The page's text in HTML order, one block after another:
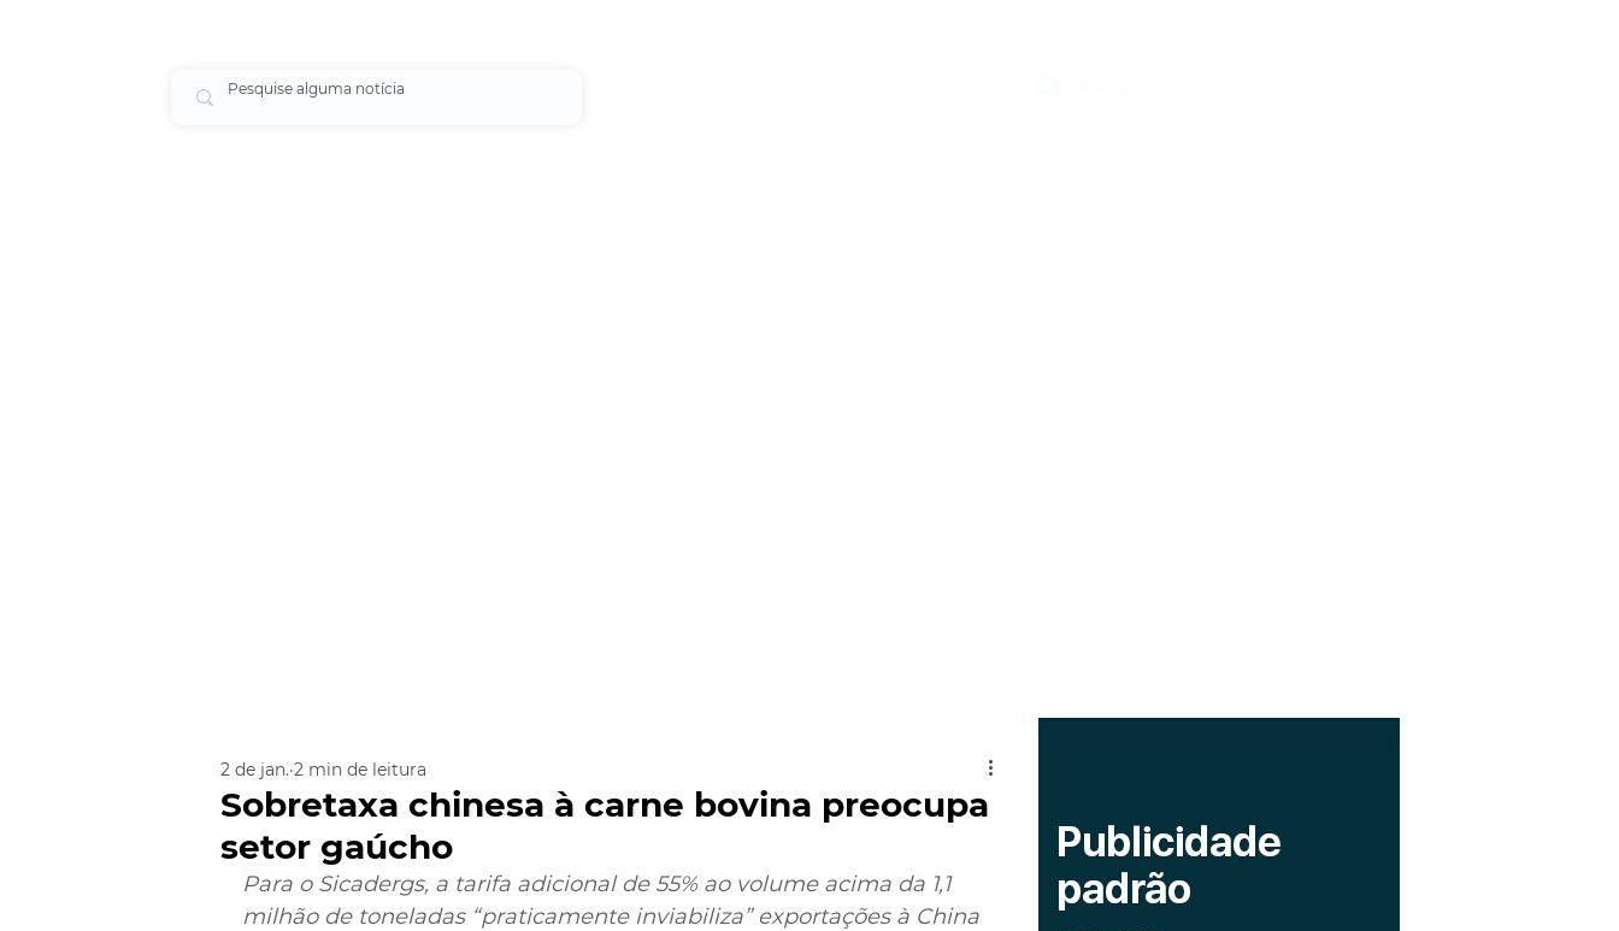
Sobretaxa chinesa à carne bovina preocupa
setor gaúcho
2 de jan. 2 min de leitura
Para o Sicadergs, a tarifa adicional de 55% ao volume acima da 1,1
milhão de toneladas “praticamente inviabiliza” exportações à China